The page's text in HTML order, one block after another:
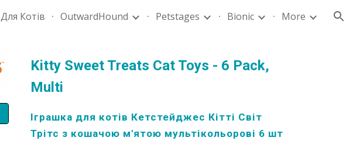
Skip to navigation
Для Котів OutwardHound Petstages Bionic More
Kitty Sweet Treats Cat Toys - 6 Pack,
Multi
Іграшка для котів Кетстейджес Кітті Світ
Трітс з кошачою м'ятою мультікольорові 6 шт